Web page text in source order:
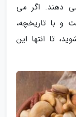
دهند. اگر می
و با تاریخچه،
تا انتها این